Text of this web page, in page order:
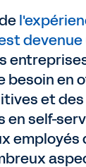
devenue
besoin en
et des
self-
employés